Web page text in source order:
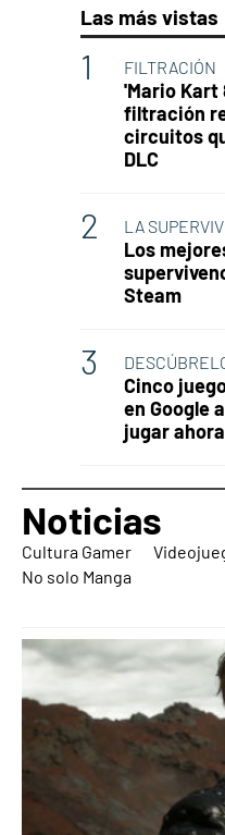
Las más vistas
FILTRACIÓN
'Mario Kart
filtración
circuitos
DLC
LA
Los
Steam
Cinco
en Google
jugar
Noticias
Cultura Gamer
No solo Manga